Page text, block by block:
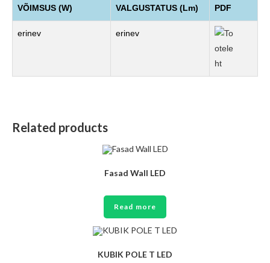
VÕIMSUS (W) VALGUSTATUS (Lm) PDF
erinev erinev
Related products
Fasad Wall LED
Read more
KUBIK POLE T LED